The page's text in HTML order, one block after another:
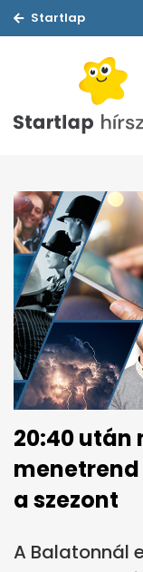
Startlap
20:40 után
a szezont
A Balatonnál